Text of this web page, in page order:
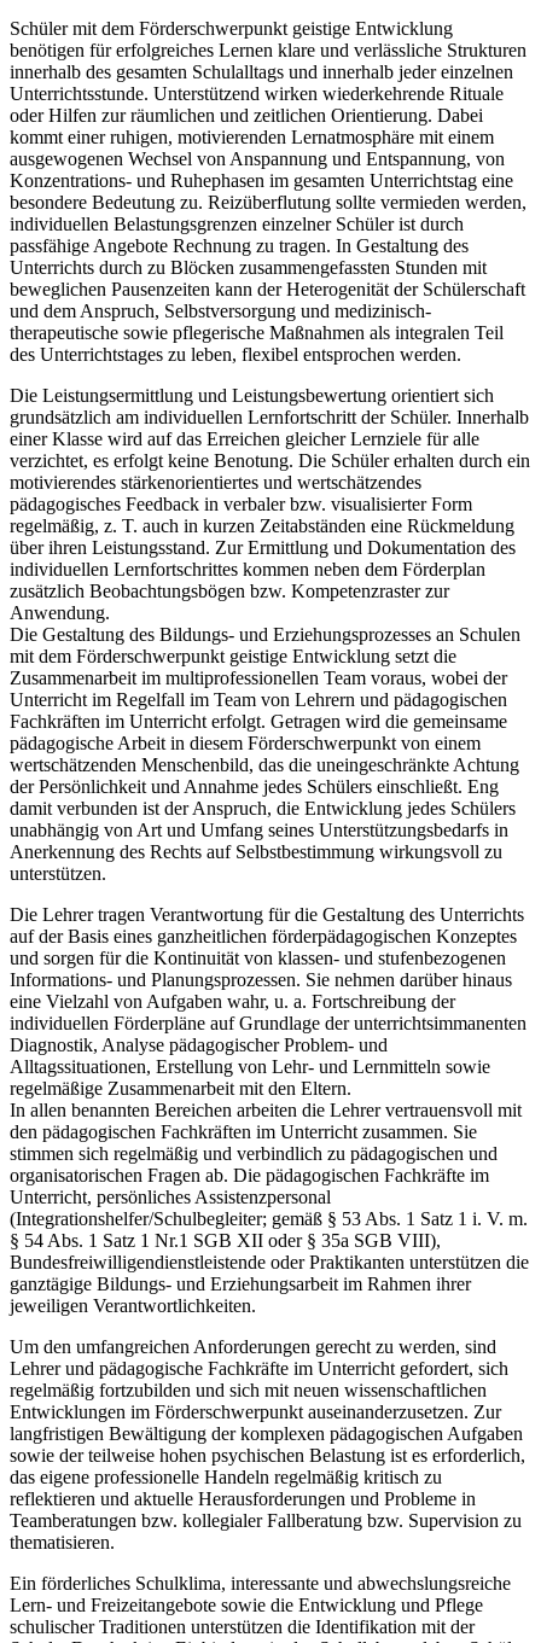
Schüler mit dem Förderschwerpunkt geistige Entwicklung
benötigen für erfolgreiches Lernen klare und verlässliche Strukturen
innerhalb des gesamten Schulalltags und innerhalb jeder einzelnen
Unterrichtsstunde. Unterstützend wirken wiederkehrende Rituale
oder Hilfen zur räumlichen und zeitlichen Orientierung. Dabei
kommt einer ruhigen, motivierenden Lernatmosphäre mit einem
ausgewogenen Wechsel von Anspannung und Entspannung, von
Konzentrations- und Ruhephasen im gesamten Unterrichtstag eine
besondere Bedeutung zu. Reizüberflutung sollte vermieden werden,
individuellen Belastungsgrenzen einzelner Schüler ist durch
passfähige Angebote Rechnung zu tragen. In Gestaltung des
Unterrichts durch zu Blöcken zusammengefassten Stunden mit
beweglichen Pausenzeiten kann der Heterogenität der Schülerschaft
und dem Anspruch, Selbstversorgung und medizinisch-
therapeutische sowie pflegerische Maßnahmen als integralen Teil
des Unterrichtstages zu leben, flexibel entsprochen werden.
Die Leistungsermittlung und Leistungsbewertung orientiert sich
grundsätzlich am individuellen Lernfortschritt der Schüler. Innerhalb
einer Klasse wird auf das Erreichen gleicher Lernziele für alle
verzichtet, es erfolgt keine Benotung. Die Schüler erhalten durch ein
motivierendes stärkenorientiertes und wertschätzendes
pädagogisches Feedback in verbaler bzw. visualisierter Form
regelmäßig, z. T. auch in kurzen Zeitabständen eine Rückmeldung
über ihren Leistungsstand. Zur Ermittlung und Dokumentation des
individuellen Lernfortschrittes kommen neben dem Förderplan
zusätzlich Beobachtungsbögen bzw. Kompetenzraster zur
Anwendung.
Die Gestaltung des Bildungs- und Erziehungsprozesses an Schulen
mit dem Förderschwerpunkt geistige Entwicklung setzt die
Zusammenarbeit im multiprofessionellen Team voraus, wobei der
Unterricht im Regelfall im Team von Lehrern und pädagogischen
Fachkräften im Unterricht erfolgt. Getragen wird die gemeinsame
pädagogische Arbeit in diesem Förderschwerpunkt von einem
wertschätzenden Menschenbild, das die uneingeschränkte Achtung
der Persönlichkeit und Annahme jedes Schülers einschließt. Eng
damit verbunden ist der Anspruch, die Entwicklung jedes Schülers
unabhängig von Art und Umfang seines Unterstützungsbedarfs in
Anerkennung des Rechts auf Selbstbestimmung wirkungsvoll zu
unterstützen.
Die Lehrer tragen Verantwortung für die Gestaltung des Unterrichts
auf der Basis eines ganzheitlichen förderpädagogischen Konzeptes
und sorgen für die Kontinuität von klassen- und stufenbezogenen
Informations- und Planungsprozessen. Sie nehmen darüber hinaus
eine Vielzahl von Aufgaben wahr, u. a. Fortschreibung der
individuellen Förderpläne auf Grundlage der unterrichtsimmanenten
Diagnostik, Analyse pädagogischer Problem- und
Alltagssituationen, Erstellung von Lehr- und Lernmitteln sowie
regelmäßige Zusammenarbeit mit den Eltern.
In allen benannten Bereichen arbeiten die Lehrer vertrauensvoll mit
den pädagogischen Fachkräften im Unterricht zusammen. Sie
stimmen sich regelmäßig und verbindlich zu pädagogischen und
organisatorischen Fragen ab. Die pädagogischen Fachkräfte im
Unterricht, persönliches Assistenzpersonal
(Integrationshelfer/Schulbegleiter; gemäß § 53 Abs. 1 Satz 1 i. V. m.
§ 54 Abs. 1 Satz 1 Nr.1 SGB XII oder § 35a SGB VIII),
Bundesfreiwilligendienstleistende oder Praktikanten unterstützen die
ganztägige Bildungs- und Erziehungsarbeit im Rahmen ihrer
jeweiligen Verantwortlichkeiten.
Um den umfangreichen Anforderungen gerecht zu werden, sind
Lehrer und pädagogische Fachkräfte im Unterricht gefordert, sich
regelmäßig fortzubilden und sich mit neuen wissenschaftlichen
Entwicklungen im Förderschwerpunkt auseinanderzusetzen. Zur
langfristigen Bewältigung der komplexen pädagogischen Aufgaben
sowie der teilweise hohen psychischen Belastung ist es erforderlich,
das eigene professionelle Handeln regelmäßig kritisch zu
reflektieren und aktuelle Herausforderungen und Probleme in
Teamberatungen bzw. kollegialer Fallberatung bzw. Supervision zu
thematisieren.
Ein förderliches Schulklima, interessante und abwechslungsreiche
Lern- und Freizeitangebote sowie die Entwicklung und Pflege
schulischer Traditionen unterstützen die Identifikation mit der